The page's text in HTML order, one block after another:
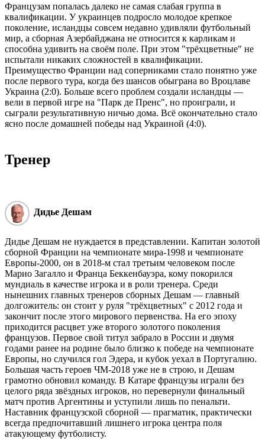
Французам попалась далеко не самая слабая группа в
квалификации. У украинцев подросло молодое крепкое
поколение, исландцы совсем недавно удивляли футбольный
мир, а сборная Азербайджана не относится к карликам и
способна удивить на своём поле. При этом "трёхцветные" не
испытали никаких сложностей в квалификации.
Преимущество Франции над соперниками стало понятно уже
после первого тура, когда без шансов обыграна во Вроцлаве
Украина (2:0). Больше всего проблем создали исландцы —
вели в первой игре на "Парк де Пренс", но проиграли, и
сыграли результативную ничью дома. Всё окончательно стало
ясно после домашней победы над Украиной (4:0).
Тренер
Дидье Дешам
Дидье Дешам не нуждается в представлении. Капитан золотой
сборной Франции на чемпионате мира-1998 и чемпионате
Европы-2000, он в 2018-м стал третьим человеком после
Марио Загалло и Франца Беккенбауэра, кому покорился
мундиаль в качестве игрока и в роли тренера. Среди
нынешних главных тренеров сборных Дешам — главный
долгожитель: он стоит у руля "трёхцветных" с 2012 года и
закончит после этого мирового первенства. На его эпоху
приходится расцвет уже второго золотого поколения
французов. Первое свой титул забрало в России и двумя
годами ранее на родине было близко к победе на чемпионате
Европы, но случился гол Эдера, и кубок уехал в Португалию.
Большая часть героев ЧМ-2018 уже не в строю, и Дешам
грамотно обновил команду. В Катаре французы играли без
целого ряда звёздных игроков, но перевернули финальный
матч против Аргентины и уступили лишь по пенальти.
Наставник французской сборной — прагматик, практически
всегда предпочитавший лишнего игрока центра поля
атакующему футболисту.